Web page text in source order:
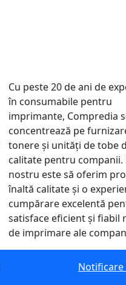
Cu peste 20 de ani de
în consumabile pentru
imprimante, Compredia
concentrează pe
tonere și unități de tobe
calitate pentru companii.
nostru este să oferim
înaltă calitate și o
cumpărare excelentă
satisface eficient și fiabil
de imprimare ale
Notificare